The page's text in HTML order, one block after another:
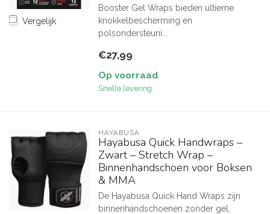
Vergelijk
Booster Gel Wraps bieden ultieme
knokkelbescherming en
polsondersteuni...
€27,99
Op voorraad
Snelle levering
HAYABUSA
Hayabusa Quick Handwraps –
Zwart – Stretch Wrap –
Binnenhandschoen voor Boksen
& MMA
De Hayabusa Quick Hand Wraps zijn
binnenhandschoenen zonder gel,